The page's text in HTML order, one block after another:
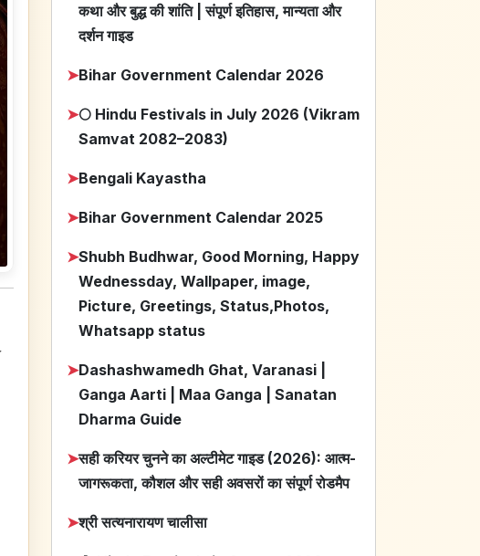
कथा और बुद्ध की शांति | संपूर्ण इतिहास, मान्यता और
दर्शन गाइड
➤Bihar Government Calendar 2026
➤🌕 Hindu Festivals in July 2026 (Vikram
Samvat 2082–2083)
➤Bengali Kayastha
➤Bihar Government Calendar 2025
➤Shubh Budhwar, Good Morning, Happy
Wednessday, Wallpaper, image,
Picture, Greetings, Status,Photos,
Whatsapp status
➤Dashashwamedh Ghat, Varanasi |
Ganga Aarti | Maa Ganga | Sanatan
Dharma Guide
➤सही करियर चुनने का अल्टीमेट गाइड (2026): आत्म-
जागरूकता, कौशल और सही अवसरों का संपूर्ण रोडमैप
➤श्री सत्यनारायण चालीसा